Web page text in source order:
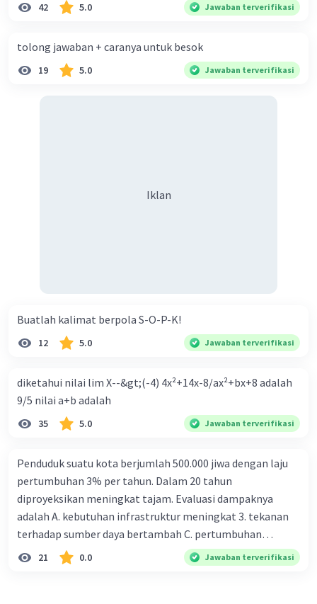
42 5.0 Jawaban terverifikasi
tolong jawaban + caranya untuk besok
19 5.0 Jawaban terverifikasi
Iklan
Buatlah kalimat berpola S-O-P-K!
12 5.0 Jawaban terverifikasi
diketahui nilai lim X--&gt;(-4) 4x²+14x-8/ax²+bx+8 adalah
9/5 nilai a+b adalah
35 5.0 Jawaban terverifikasi
Penduduk suatu kota berjumlah 500.000 jiwa dengan laju
pertumbuhan 3% per tahun. Dalam 20 tahun
diproyeksikan meningkat tajam. Evaluasi dampaknya
adalah A. kebutuhan infrastruktur meningkat 3. tekanan
terhadap sumber daya bertambah C. pertumbuhan
eksponensial berdampak jangka panjang D. tidak
memengaruhi tata ruang E. proyeksi penduduk penting
21 0.0 Jawaban terverifikasi